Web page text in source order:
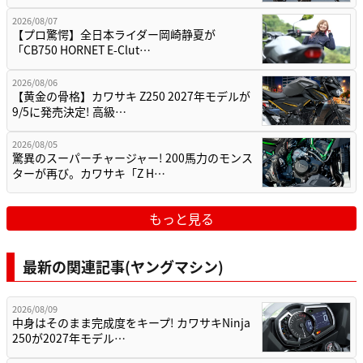
2026/08/07
【プロ驚愕】全日本ライダー岡崎静夏が
「CB750 HORNET E-Clut…
2026/08/06
【黄金の骨格】カワサキ Z250 2027年モデルが
9/5に発売決定! 高級…
2026/08/05
驚異のスーパーチャージャー! 200馬力のモンス
ターが再び。カワサキ「Z H…
もっと見る
最新の関連記事(ヤングマシン)
2026/08/09
中身はそのまま完成度をキープ! カワサキNinja
250が2027年モデル…